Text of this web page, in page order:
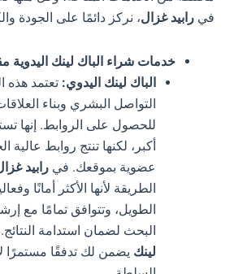
في رابيد غزال، نركز دائمًا على الجودة
خدمات شراء الباك لينك اليدوية
الباك لينك اليدوي:تعتمد هذه
التواصل البشري وبناء العلاقات
للحصول على الروابط. إنها
أكبر، لكنها تنتج روابط عالية
عضوية بموقعك. في رابيد غزال
الطريقة لأنها الأكثر أمانًا
الطويل، وتتوافق تمامًا مع
البحث لضمان استدامة النتائج.
لينكيضمن لك تدفقًا مستمرًا